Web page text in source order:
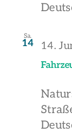
Sa.
14 14.